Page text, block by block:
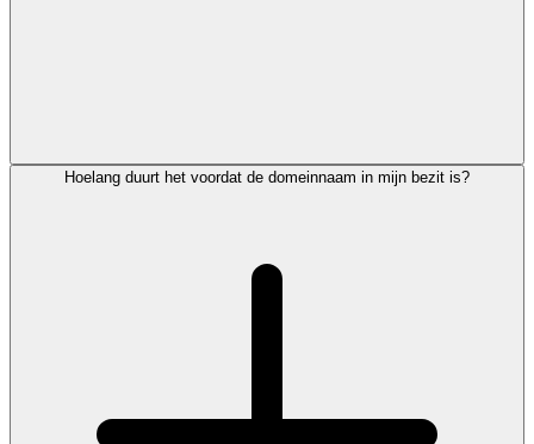
Hoelang duurt het voordat de domeinnaam in mijn bezit is?